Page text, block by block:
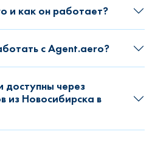
и как он работает?
с Agent.aero?
доступны через
из Новосибирска в